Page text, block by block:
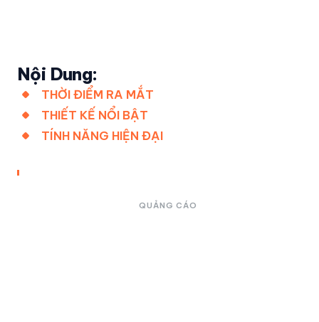
Nội Dung:
THỜI ĐIỂM RA MẮT
THIẾT KẾ NỔI BẬT
TÍNH NĂNG HIỆN ĐẠI
QUẢNG CÁO